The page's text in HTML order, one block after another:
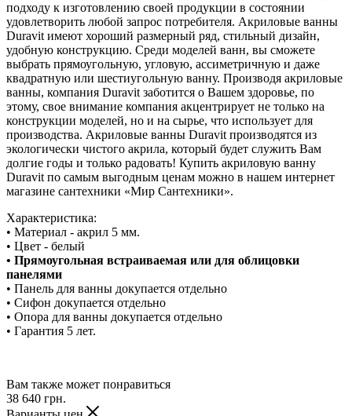
подходу к изготовлению своей продукции в состоянии
удовлетворить любой запрос потребителя. Акриловые ванны
Duravit имеют хороший размерный ряд, стильный дизайн,
удобную конструкцию. Среди моделей ванн, вы сможете
выбрать прямоугольную, угловую, ассиметричную и даже
квадратную или шестиугольную ванну. Производя акриловые
ванны, компания Duravit заботится о Вашем здоровье, по
этому, свое внимание компания акцентрирует не только на
конструкции моделей, но и на сырье, что использует для
производства. Акриловые ванны Duravit производятся из
экологически чистого акрила, который будет служить Вам
долгие годы и только радовать! Купить акриловую ванну
Duravit по самым выгодным ценам можно в нашем интернет
магазине сантехники «Мир Сантехники».
Характеристика:
• Материал - акрил 5 мм.
• Цвет - белый
• Прямоугольная встраиваемая или для облицовки
панелями
• Панель для ванны докупается отдельно
• Сифон докупается отдельно
• Опора для ванны докупается отдельно
• Гарантия 5 лет.
Вам также может понравиться
38 640 грн.